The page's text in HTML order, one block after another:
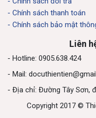
- Chính sách thanh toán
- Chính sách bảo mật
Liên
- Hotline: 0905.638.424
- Mail:
- Địa chỉ: Đường Tây Sơn,
Copyright 2017 ©